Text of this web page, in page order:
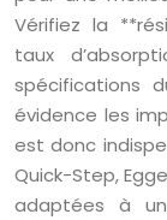
Vérifiez la
taux
spécifications
évidence les
est donc
Quick-Step,
adaptées à